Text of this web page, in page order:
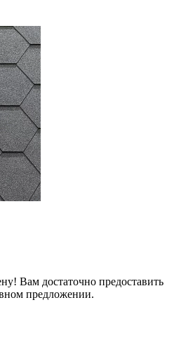
Вам достаточно предоставить
предложении.